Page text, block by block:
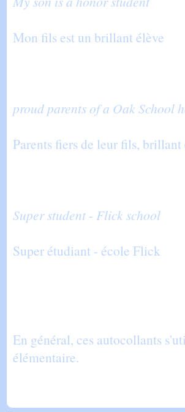
Mon fils est un brillant élève
proud parents of a Oak School
Parents fiers de leur fils,
Super student - Flick school
Super étudiant - école Flick
En général, ces autocollants
élémentaire.